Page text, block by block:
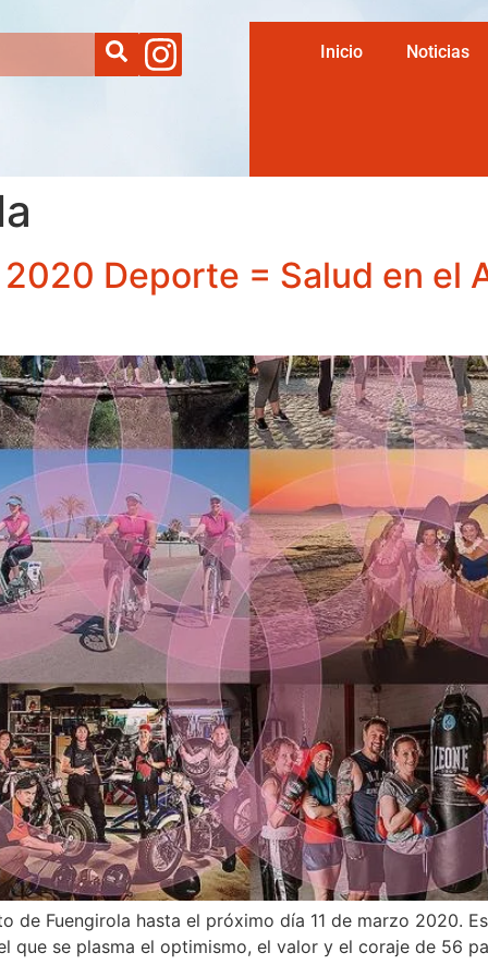
Inicio Noticias
Deporte = Salud en el
de Fuengirola hasta el próximo día 11 de marzo 2020.
que se plasma el optimismo, el valor y el coraje de 56